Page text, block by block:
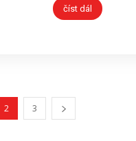
číst dál
2 3